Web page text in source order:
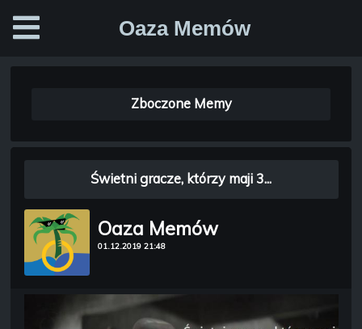
Oaza Memów
Zboczone Memy
Oaza Memów
01.12.2019 21:48
Świetni gracze, którzy maji 3...